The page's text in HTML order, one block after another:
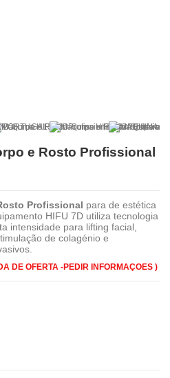
e Rosto Profissional
Profissional para de estética
HIFU 7D utiliza tecnologia
intensidade para lifting facial,
de colagénio e
DE OFERTA -PEDIR INFORMAÇOES )